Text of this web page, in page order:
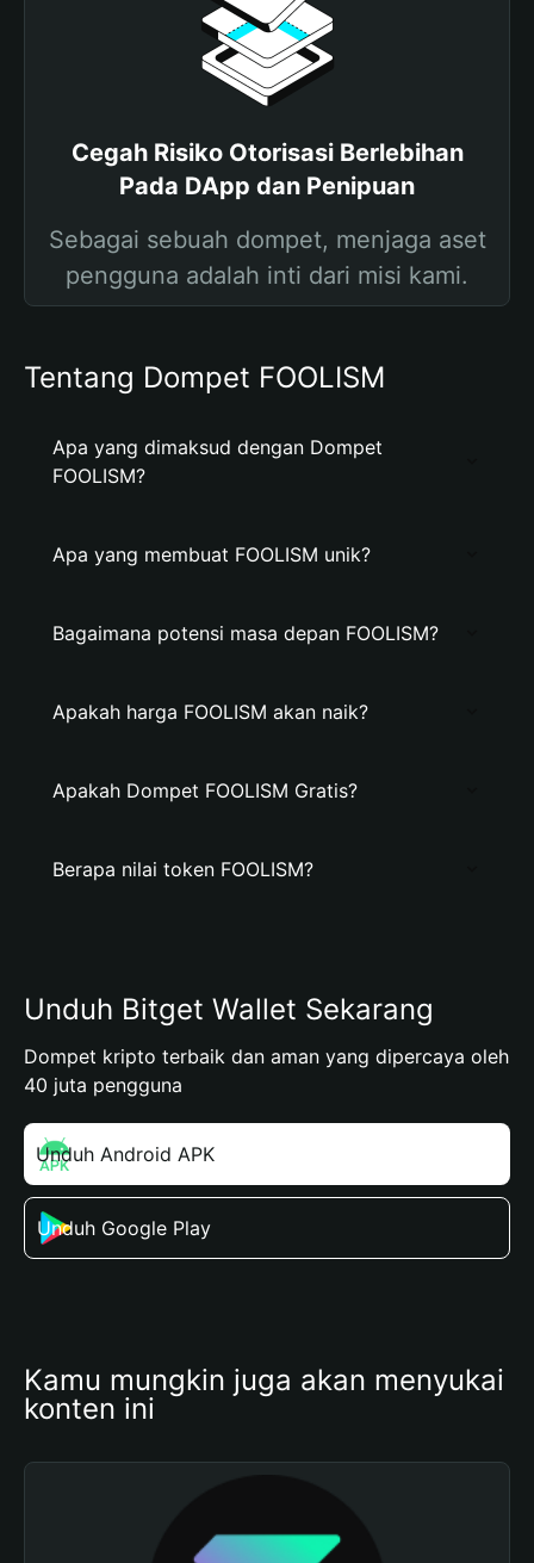
Cegah Risiko Otorisasi Berlebihan
Pada DApp dan Penipuan
Sebagai sebuah dompet, menjaga aset
pengguna adalah inti dari misi kami.
Tentang Dompet FOOLISM
Apa yang dimaksud dengan Dompet
FOOLISM?
Apa yang membuat FOOLISM unik?
Bagaimana potensi masa depan FOOLISM?
Apakah harga FOOLISM akan naik?
Apakah Dompet FOOLISM Gratis?
Berapa nilai token FOOLISM?
Unduh Bitget Wallet Sekarang
Dompet kripto terbaik dan aman yang dipercaya oleh
40 juta pengguna
Unduh Android APK
Unduh Google Play
Kamu mungkin juga akan menyukai
konten ini